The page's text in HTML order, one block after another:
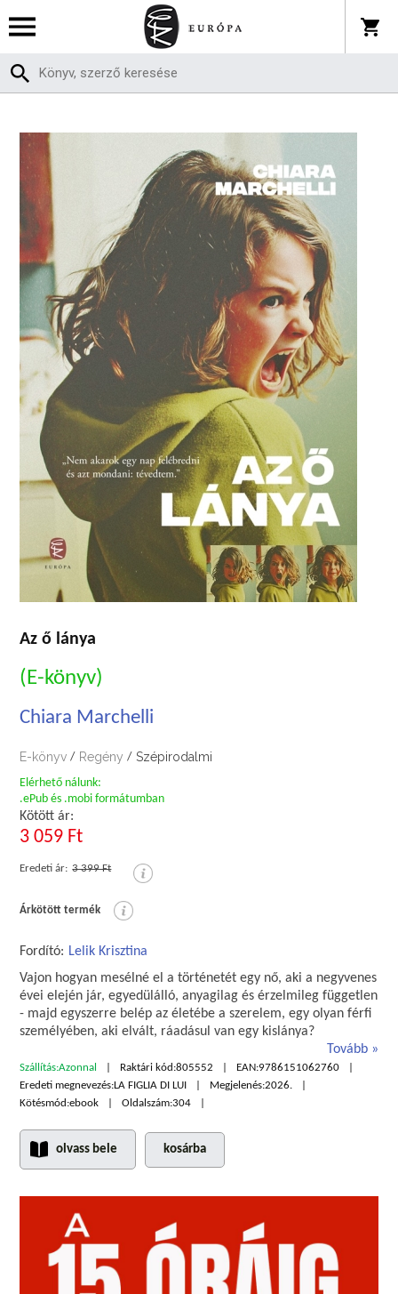
Az ő lánya
(E-könyv)
Chiara Marchelli
E-könyv / Regény / Szépirodalmi
Elérhető nálunk:
.ePub és .mobi formátumban
Kötött ár:
3 059 Ft
Eredeti ár: 3 399 Ft
Árkötött termék
Fordító: Lelik Krisztina
Vajon hogyan mesélné el a történetét egy nő, aki a negyvenes
évei elején jár, egyedülálló, anyagilag és érzelmileg független
- majd egyszerre belép az életébe a szerelem, egy olyan férfi
személyében, aki elvált, ráadásul van egy kislánya?
Tovább
Szállítás:Azonnal Raktári kód:805552 EAN:9786151062760
Eredeti megnevezés:LA FIGLIA DI LUI Megjelenés:2026.
Kötésmód:ebook Oldalszám:304
olvass bele kosárba